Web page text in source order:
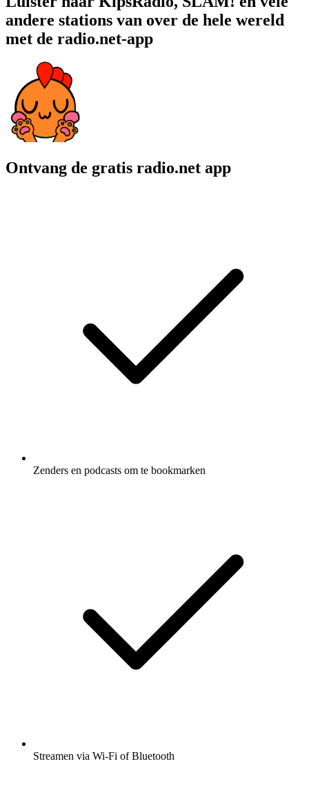
andere stations van over de hele wereld
met de radio.net-app
Ontvang de gratis radio.net app
Zenders en podcasts om te bookmarken
Streamen via Wi-Fi of Bluetooth